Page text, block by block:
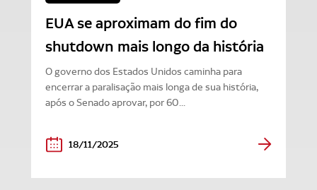
EUA se aproximam do fim do
shutdown mais longo da história
O governo dos Estados Unidos caminha para
encerrar a paralisação mais longa de sua história,
após o Senado aprovar, por 60...
18/11/2025